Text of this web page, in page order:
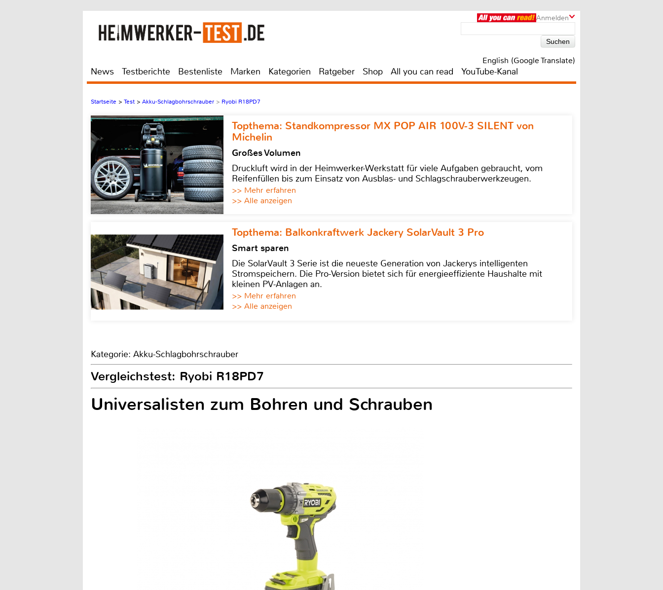
Anmelden
English (Google Translate)
News Testberichte Bestenliste Marken Kategorien Ratgeber Shop All you can read YouTube-Kanal
Startseite > Test > Akku-Schlagbohrschrauber > Ryobi R18PD7
Topthema: Standkompressor MX POP AIR 100V-3 SILENT von
Michelin
Großes Volumen
Druckluft wird in der Heimwerker-Werkstatt für viele Aufgaben gebraucht, vom
Reifenfüllen bis zum Einsatz von Ausblas- und Schlagschrauberwerkzeugen.
>> Mehr erfahren
>> Alle anzeigen
Topthema: Balkonkraftwerk Jackery SolarVault 3 Pro
Smart sparen
Die SolarVault 3 Serie ist die neueste Generation von Jackerys intelligenten
Stromspeichern. Die Pro-Version bietet sich für energieeffiziente Haushalte mit
kleinen PV-Anlagen an.
>> Mehr erfahren
>> Alle anzeigen
Kategorie: Akku-Schlagbohrschrauber
Vergleichstest: Ryobi R18PD7
Universalisten zum Bohren und Schrauben